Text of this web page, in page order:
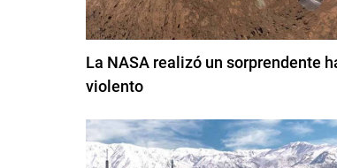
La NASA realizó un sorprendente
violento